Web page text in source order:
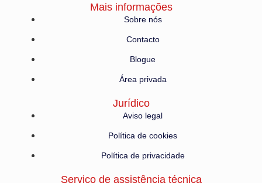
Mais informações
Sobre nós
Contacto
Blogue
Área privada
Jurídico
Aviso legal
Política de cookies
Política de privacidade
Serviço de assistência técnica